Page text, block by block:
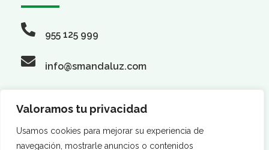
Valoramos tu privacidad
Usamos cookies para mejorar su experiencia de
navegación, mostrarle anuncios o contenidos
955 125 999
info@smandaluz.com
Síguenos